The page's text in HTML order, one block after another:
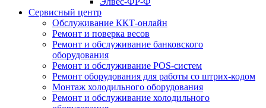
Сервисный центр
Обслуживание ККТ-онлайн
Ремонт и поверка весов
Ремонт и обслуживание банковского
оборудования
Ремонт и обслуживание POS-систем
Ремонт оборудования для работы со штрих-кодом
Монтаж холодильного оборудования
Ремонт и обслуживание холодильного